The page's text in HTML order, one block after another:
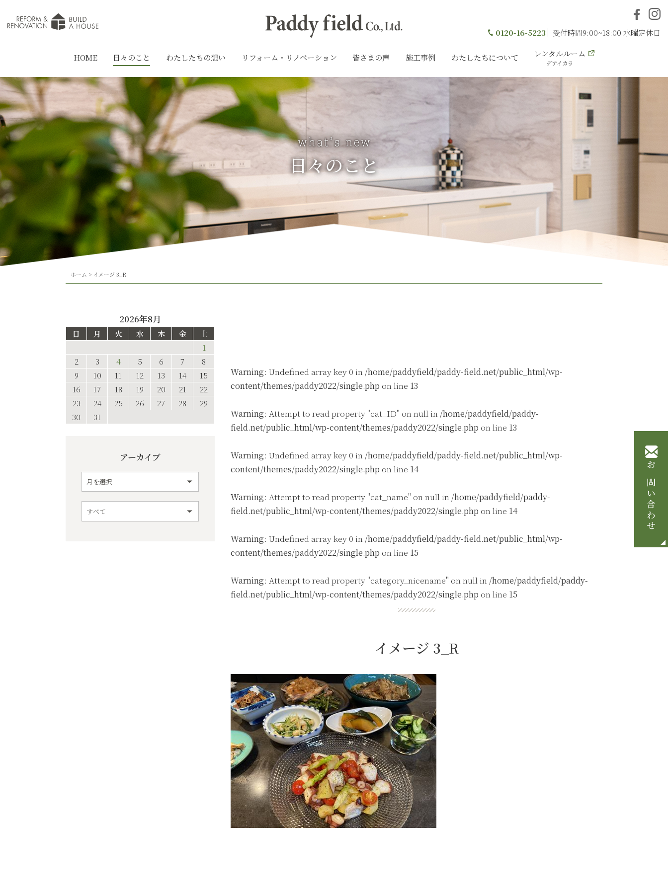
0120-16-5223 受付時間9:00~18:00 水曜定休日
HOME 日々のこと わたしたちの想い リフォーム・リノベーション 皆さまの声 施工事例 わたしたちについて レンタルルーム
デアイカラ
お問い合わせ
日々のこと
ホーム > イメージ 3_R
Warning: Undefined array key 0 in /home/paddyfield/paddy-field.net/public_html/wp-
content/themes/paddy2022/single.php on line 13
Warning: Attempt to read property "cat_ID" on null in /home/paddyfield/paddy-
field.net/public_html/wp-content/themes/paddy2022/single.php on line 13
Warning: Undefined array key 0 in /home/paddyfield/paddy-field.net/public_html/wp-
content/themes/paddy2022/single.php on line 14
Warning: Attempt to read property "cat_name" on null in /home/paddyfield/paddy-
field.net/public_html/wp-content/themes/paddy2022/single.php on line 14
Warning: Undefined array key 0 in /home/paddyfield/paddy-field.net/public_html/wp-
content/themes/paddy2022/single.php on line 15
Warning: Attempt to read property "category_nicename" on null in /home/paddyfield/paddy-
field.net/public_html/wp-content/themes/paddy2022/single.php on line 15
イメージ 3_R
2026年8月
日 月 火 水 木 金
土
1
2
3 4 5 6 7
8
9
10 11 12 13 14
15
16
17 18 19 20 21
22
23
24 25 26 27 28
29
30
31
アーカイブ